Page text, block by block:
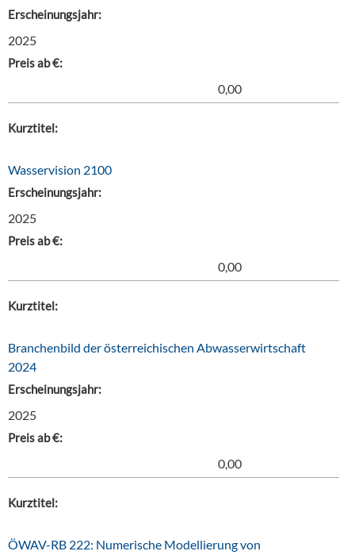
Erscheinungsjahr:
2025
Preis ab €:
0,00
Kurztitel:
Wasservision 2100
Erscheinungsjahr:
2025
Preis ab €:
0,00
Kurztitel:
Branchenbild der österreichischen Abwasserwirtschaft
2024
Erscheinungsjahr:
2025
Preis ab €:
0,00
Kurztitel:
ÖWAV-RB 222: Numerische Modellierung von